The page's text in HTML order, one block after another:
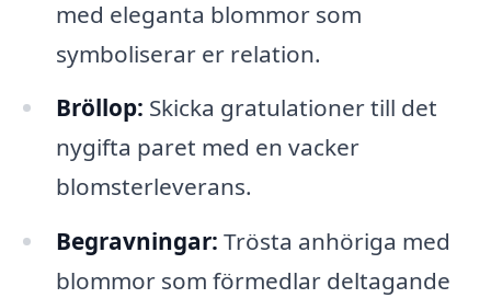
med eleganta blommor som
symboliserar er relation.
Bröllop: Skicka gratulationer till det
nygifta paret med en vacker
blomsterleverans.
Begravningar: Trösta anhöriga med
blommor som förmedlar deltagande